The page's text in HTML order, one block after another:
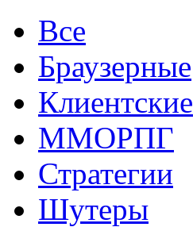
Все
Браузерные
Клиентские
ММОРПГ
Стратегии
Шутеры